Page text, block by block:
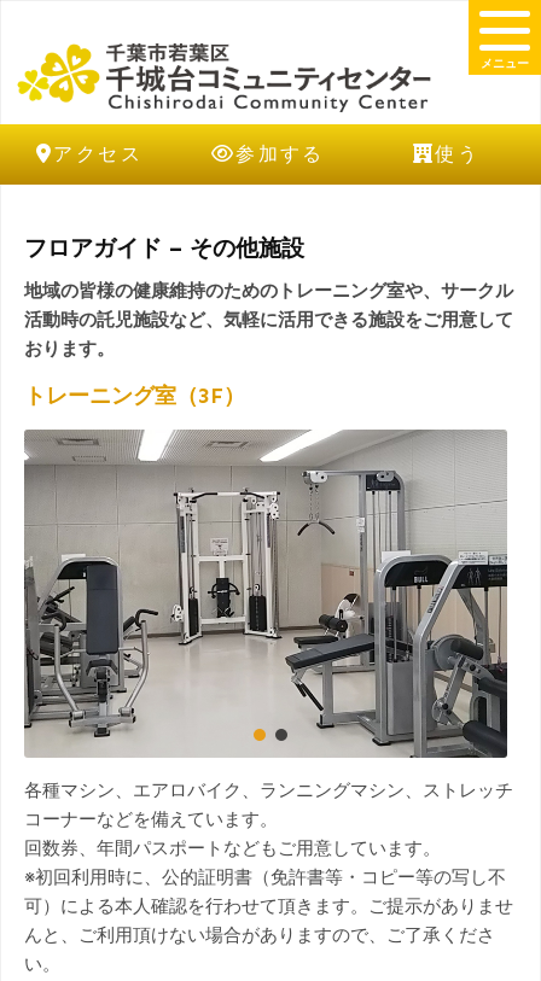
アクセス 参加する 使う
メニュー
フロアガイド – その他施設
地域の皆様の健康維持のためのトレーニング室や、サークル
活動時の託児施設など、気軽に活用できる施設をご用意して
おります。
トレーニング室（3F）
各種マシン、エアロバイク、ランニングマシン、ストレッチ
コーナーなどを備えています。
回数券、年間パスポートなどもご用意しています。
※初回利用時に、公的証明書（免許書等・コピー等の写し不
可）による本人確認を行わせて頂きます。ご提示がありませ
んと、ご利用頂けない場合がありますので、ご了承くださ
い。